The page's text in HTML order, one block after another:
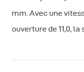
mm. Avec une
ouverture de 11,0, la